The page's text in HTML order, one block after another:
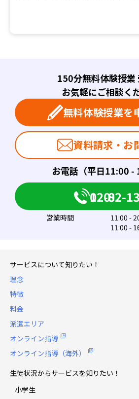
お電話（平日11:00 -
150分無料体験授業
お気軽にご相談く
0120-082-
無料体験授業を
営業時間
11:00 -
11:00 -
資料請求・お
サービスについて知りたい！
理念
特徴
料金
派遣エリア
オンライン指導
オンライン指導（海外）
生徒状況からサービスを知りたい！
小学生